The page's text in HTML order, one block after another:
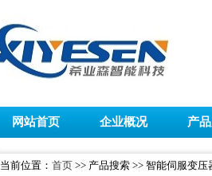
网站首页 企业概况 产
当前位置： 首页 >> 产品搜索 >> 智能伺服变压